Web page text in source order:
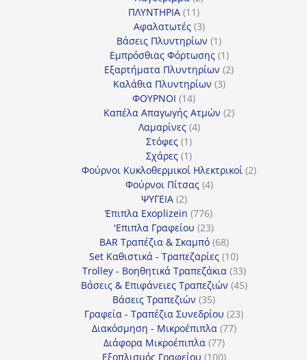
ΠΛΥΝΤΗΡΙΑ 1111
προϊόντα
Αφαλατωτές 33
προϊόντα
Βάσεις Πλυντηρίων 11
προϊόν
Εμπρόσθιας Φόρτωσης 11
προϊόν
Εξαρτήματα Πλυντηρίων 22
Καλάθια Πλυντηρίων 33
ΦΟΥΡΝΟΙ 1414
προϊόντα
Καπέλα Απαγωγής Ατμών 22
Λαμαρίνες 44
Στόφες 11
προϊόν
Σχάρες 11
προϊόν
Φούρνοι Κυκλοθερμικοί Ηλεκτρικοί 22
Φούρνοι Πίτσας 44
ΨΥΓΕΙΑ 22
προϊόντα
Έπιπλα Exoplizein 776776
προϊόντα
'Επιπλα Γραφείου 2323
προϊόντα
BAR Τραπέζια & Σκαμπό 6868
προϊόντα
Set Καθιστικά - Τραπεζαρίες 1010
προϊόντα
Trolley - Βοηθητικά Τραπεζάκια 3333
προϊόντα
Βάσεις & Επιφάνειες Τραπεζιών 4545
Βάσεις Τραπεζιών 3535
προϊόντα
Γραφεία - Τραπέζια Συνεδρίου 2323
Διακόσμηση - Μικροέπιπλα 7777
Διάφορα Μικροέπιπλα 7777
προϊόντα
Εξοπλισμός Γραφείου 100100